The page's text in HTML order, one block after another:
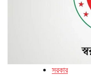
সরকার